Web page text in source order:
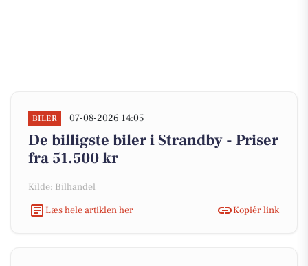
BILER 07-08-2026 14:05
De billigste biler i Strandby - Priser
fra 51.500 kr
Kilde: Bilhandel
Læs hele artiklen her
Kopiér link